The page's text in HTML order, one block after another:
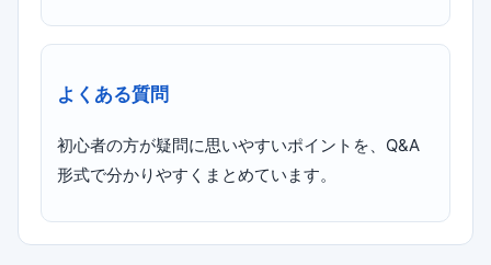
よくある質問
初心者の方が疑問に思いやすいポイントを、Q&A
形式で分かりやすくまとめています。